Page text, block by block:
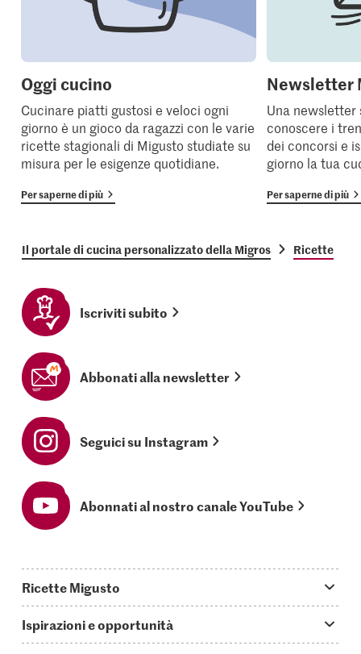
Oggi cucino
Cucinare piatti gustosi e veloci ogni
giorno è un gioco da ragazzi con le varie
ricette stagionali di Migusto studiate su
misura per le esigenze quotidiane.
Per saperne di più
Newsletter
Una
conoscere i
dei concorsi e
giorno la tua
Per saperne di più
Il portale di cucina personalizzato della Migros Ricette
Iscriviti subito
Abbonati alla newsletter
Seguici su Instagram
Abonnati al nostro canale YouTube
Ricette Migusto
Oggi cucino
Ispirazioni e opportunità